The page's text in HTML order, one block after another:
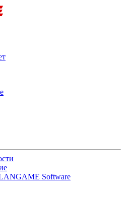
Software